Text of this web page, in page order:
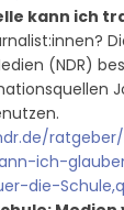
kann ich
(NDR)
ich-
die-